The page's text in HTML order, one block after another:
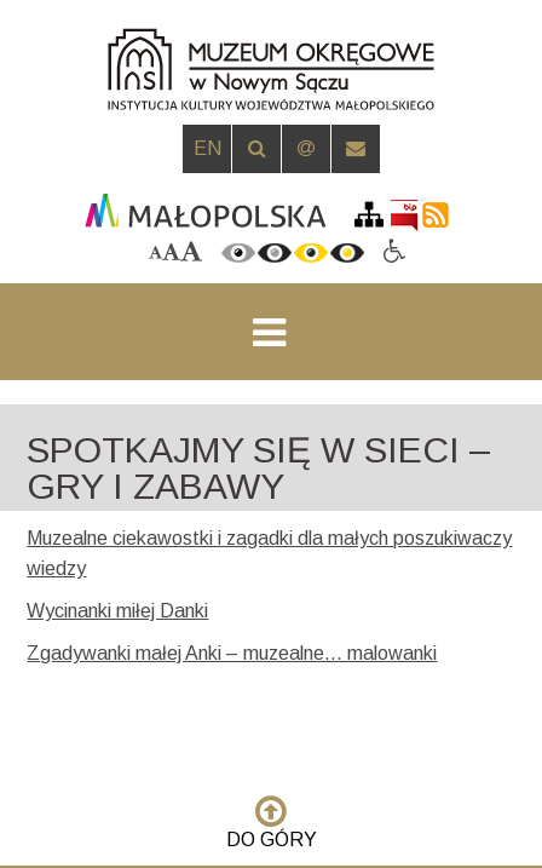
EN
SPOTKAJMY SIĘ W SIECI –
GRY I ZABAWY
Muzealne ciekawostki i zagadki dla małych poszukiwaczy
wiedzy
Wycinanki miłej Danki
Zgadywanki małej Anki – muzealne… malowanki
DO GÓRY